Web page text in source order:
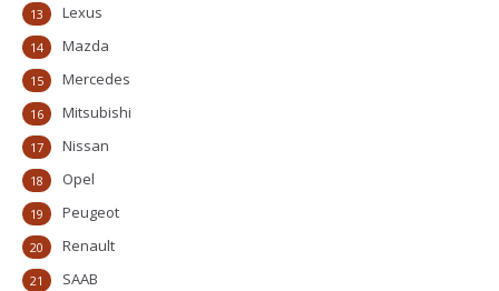
13 Lexus
14 Mazda
15 Mercedes
16 Mitsubishi
17 Nissan
18 Opel
19 Peugeot
20 Renault
21 SAAB